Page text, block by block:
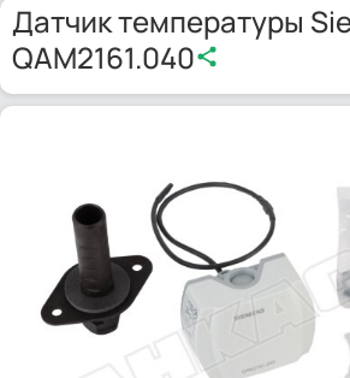
Датчик температуры
QAM2161.040